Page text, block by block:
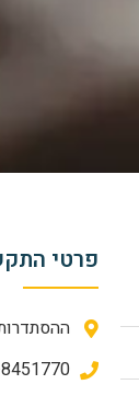
פרטי
ההסתדרות 72, חיפה